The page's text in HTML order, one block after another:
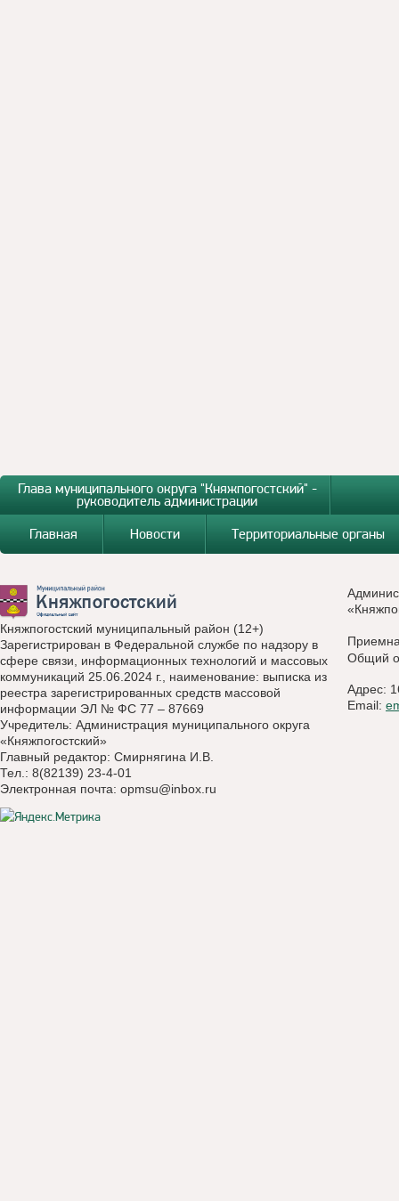
Глава муниципального округа "Княжпогостский" -
руководитель администрации
Главная
Новости Территориальные органы
Княжпогостский муниципальный район (12+)
Зарегистрирован в Федеральной службе по надзору в
сфере связи, информационных технологий и массовых
коммуникаций 25.06.2024 г., наименование: выписка из
реестра зарегистрированных средств массовой
информации ЭЛ № ФС 77 – 87669
Учредитель: Администрация муниципального округа
«Княжпогостский»
Главный редактор: Смирнягина И.В.
Тел.: 8(82139) 23-4-01
Электронная почта: opmsu@inbox.ru
Общий
Адрес:
Email: